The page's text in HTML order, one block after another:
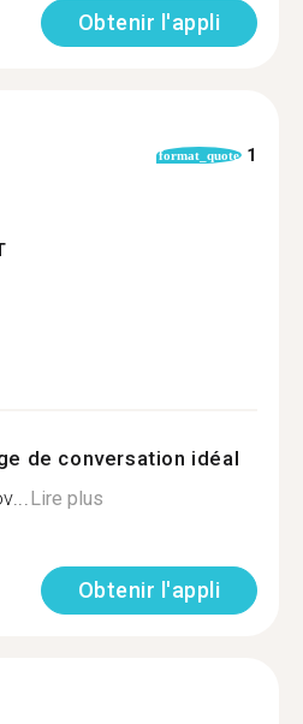
Obtenir l'appli
format_quote 1
de conversation idéal
Lire plus
Obtenir l'appli